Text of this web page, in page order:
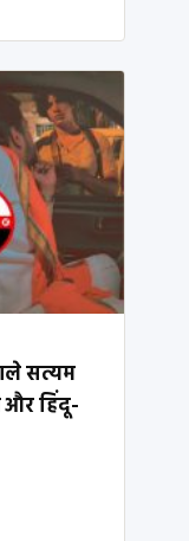
सत्यम
और हिंदू-